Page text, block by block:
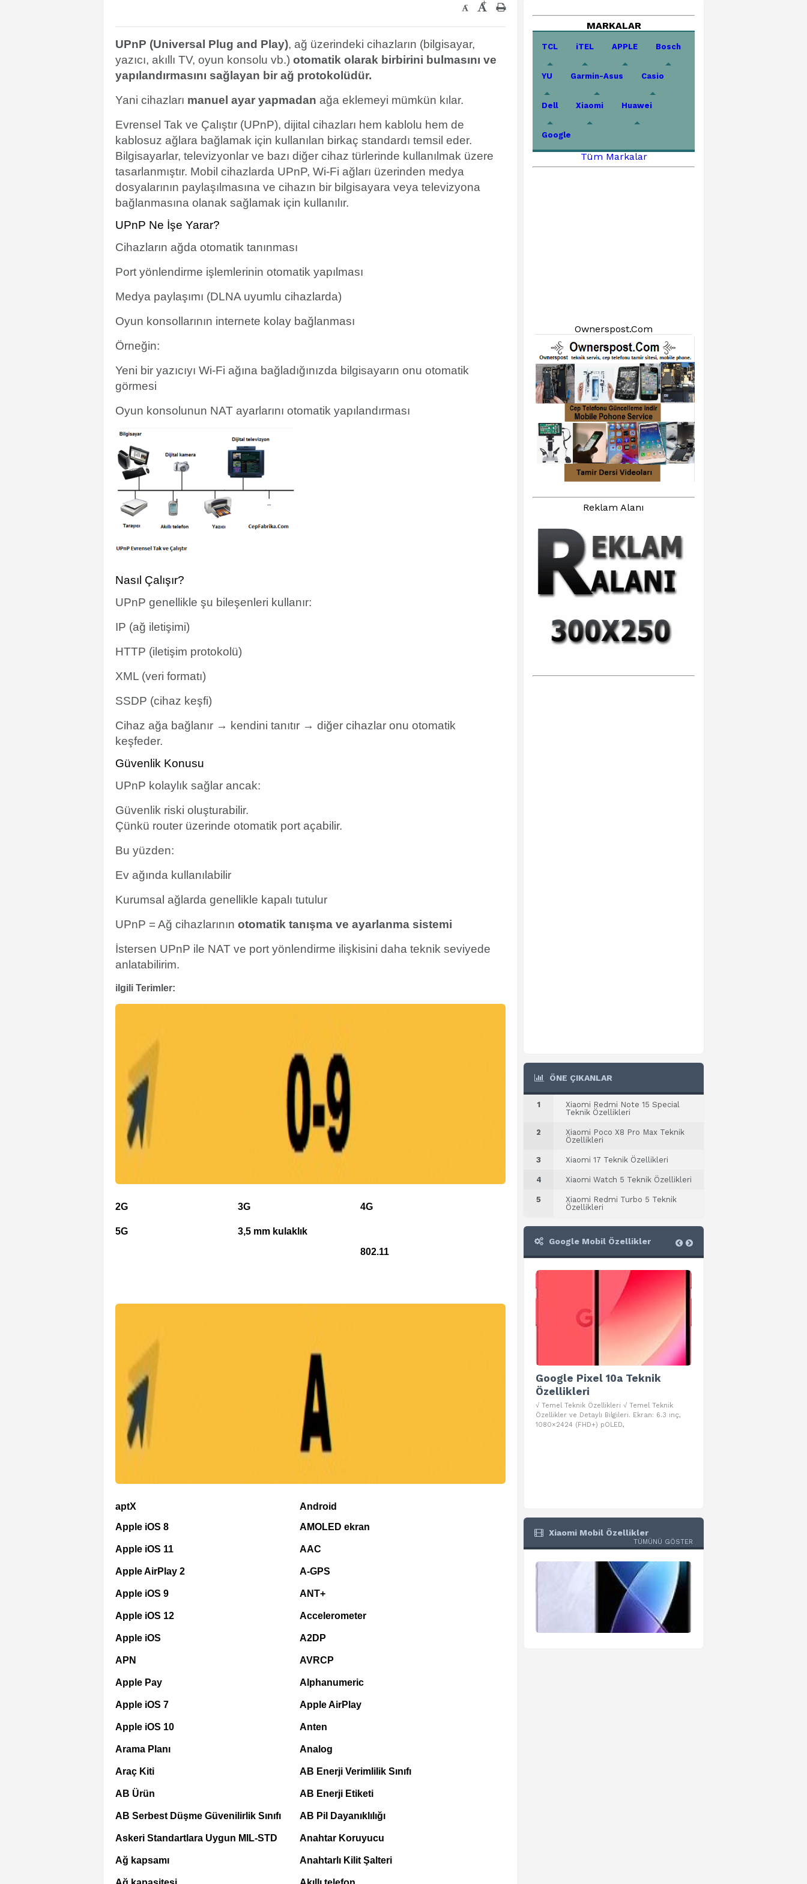
- +
UPnP (Universal Plug and Play), ağ üzerindeki cihazların (bilgisayar,
yazıcı, akıllı TV, oyun konsolu vb.) otomatik olarak birbirini bulmasını ve
yapılandırmasını sağlayan bir ağ protokolüdür.
Yani cihazları manuel ayar yapmadan ağa eklemeyi mümkün kılar.
Evrensel Tak ve Çalıştır (UPnP), dijital cihazları hem kablolu hem de
kablosuz ağlara bağlamak için kullanılan birkaç standardı temsil eder.
Bilgisayarlar, televizyonlar ve bazı diğer cihaz türlerinde kullanılmak üzere
tasarlanmıştır. Mobil cihazlarda UPnP, Wi-Fi ağları üzerinden medya
dosyalarının paylaşılmasına ve cihazın bir bilgisayara veya televizyona
bağlanmasına olanak sağlamak için kullanılır.
UPnP Ne İşe Yarar?
Cihazların ağda otomatik tanınması
Port yönlendirme işlemlerinin otomatik yapılması
Medya paylaşımı (DLNA uyumlu cihazlarda)
Oyun konsollarının internete kolay bağlanması
Örneğin:
Yeni bir yazıcıyı Wi-Fi ağına bağladığınızda bilgisayarın onu otomatik
görmesi
Oyun konsolunun NAT ayarlarını otomatik yapılandırması
Nasıl Çalışır?
UPnP genellikle şu bileşenleri kullanır:
IP (ağ iletişimi)
HTTP (iletişim protokolü)
XML (veri formatı)
SSDP (cihaz keşfi)
Cihaz ağa bağlanır → kendini tanıtır → diğer cihazlar onu otomatik
keşfeder.
Güvenlik Konusu
UPnP kolaylık sağlar ancak:
Güvenlik riski oluşturabilir.
Çünkü router üzerinde otomatik port açabilir.
Bu yüzden:
Ev ağında kullanılabilir
Kurumsal ağlarda genellikle kapalı tutulur
UPnP = Ağ cihazlarının otomatik tanışma ve ayarlanma sistemi
İstersen UPnP ile NAT ve port yönlendirme ilişkisini daha teknik seviyede
anlatabilirim.
ilgili Terimler:
2G 3G 4G
5G
3,5 mm kulaklık
802.11
aptX
Apple iOS 8
Apple iOS 11
Apple AirPlay 2
Apple iOS 9
Apple iOS 12
Apple iOS
APN
Apple Pay
Apple iOS 7
Apple iOS 10
Arama Planı
Araç Kiti
AB Ürün
AB Serbest Düşme Güvenilirlik Sınıfı
Askeri Standartlara Uygun MIL-STD
Ağ kapsamı
Android
AMOLED ekran
AAC
A-GPS
ANT+
Accelerometer
A2DP
AVRCP
Alphanumeric
Apple AirPlay
Anten
Analog
AB Enerji Verimlilik Sınıfı
AB Enerji Etiketi
AB Pil Dayanıklılığı
Anahtar Koruyucu
Anahtarlı Kilit Şalteri
MARKALAR
TCL iTEL APPLE Bosch
YU Garmin-Asus Casio
Dell Xiaomi Huawei
Google
Tüm Markalar
Ownerspost.Com
Reklam Alanı
ÖNE ÇIKANLAR
1
Xiaomi Redmi Note 15 Special
Teknik Özellikleri
2
Xiaomi Poco X8 Pro Max Teknik
Özellikleri
3 Xiaomi 17 Teknik Özellikleri
4 Xiaomi Watch 5 Teknik Özellikleri
5
Xiaomi Redmi Turbo 5 Teknik
Özellikleri
Google Mobil Özellikler
Google Pixel 10a Teknik
Özellikleri
√ Temel Teknik Özellikleri √ Temel Teknik
Özellikler ve Detaylı Bilgileri. Ekran: 6.3 inç,
1080×2424 (FHD+) pOLED,
Xiaomi Mobil Özellikler
TÜMÜNÜ GÖSTER